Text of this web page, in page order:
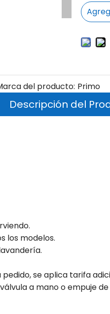
del producto: Primo
Descripción del
los modelos.
se aplica tarifa
a mano o empuje de